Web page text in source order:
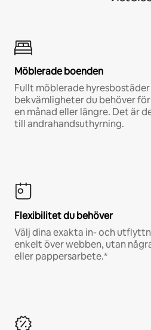
Möblerade boenden
Fullt möblerade
bekvämligheter du behöver
en månad eller längre. Det är
till andrahandsuthyrning.
Flexibilitet du behöver
Välj dina exakta in- och
enkelt över webben, utan
eller pappersarbete.*